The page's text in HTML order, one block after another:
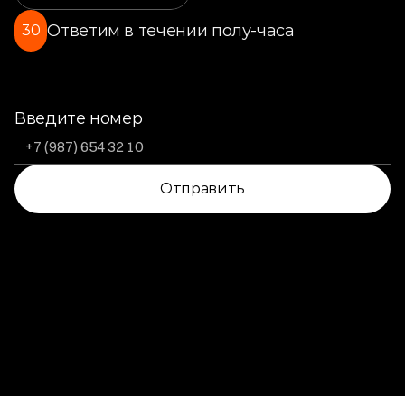
30 Ответим в течении полу-часа
Введите номер
Отправить